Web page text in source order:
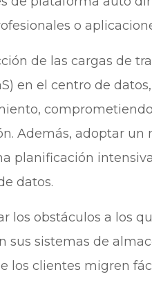
o
de las cargas de
en el centro de
Además, adoptar
planificación
datos.
los obstáculos a los
sus sistemas de
los clientes migren